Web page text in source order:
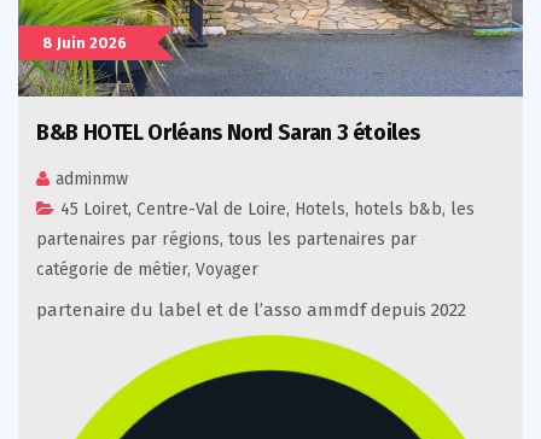
8 Juin 2026
B&B HOTEL Orléans Nord Saran 3 étoiles
adminmw
45 Loiret, Centre-Val de Loire, Hotels, hotels b&b, les
partenaires par régions, tous les partenaires par
catégorie de métier, Voyager
partenaire du label et de l’asso ammdf depuis 2022